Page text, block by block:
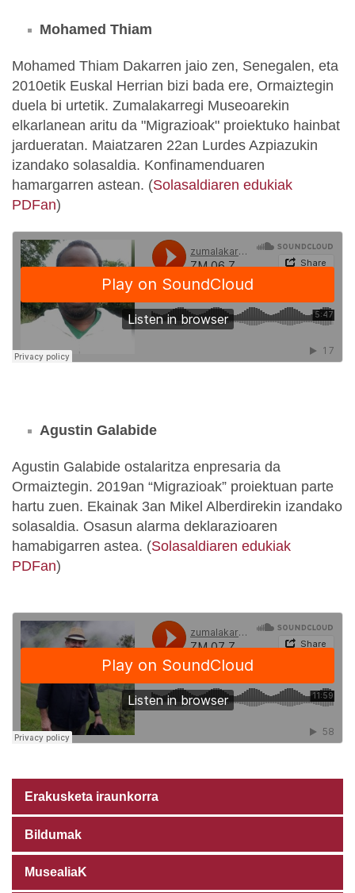
Mohamed Thiam
Mohamed Thiam Dakarren jaio zen, Senegalen, eta
2010etik Euskal Herrian bizi bada ere, Ormaiztegin
duela bi urtetik. Zumalakarregi Museoarekin
elkarlanean aritu da "Migrazioak" proiektuko hainbat
jardueratan. Maiatzaren 22an Lurdes Azpiazukin
izandako solasaldia. Konfinamenduaren
hamargarren astean. (Solasaldiaren edukiak
PDFan)
Agustin Galabide
Agustin Galabide ostalaritza enpresaria da
Ormaiztegin. 2019an “Migrazioak” proiektuan parte
hartu zuen. Ekainak 3an Mikel Alberdirekin izandako
solasaldia. Osasun alarma deklarazioaren
hamabigarren astea. (Solasaldiaren edukiak
PDFan)
Erakusketa iraunkorra
Bildumak
MusealiaK